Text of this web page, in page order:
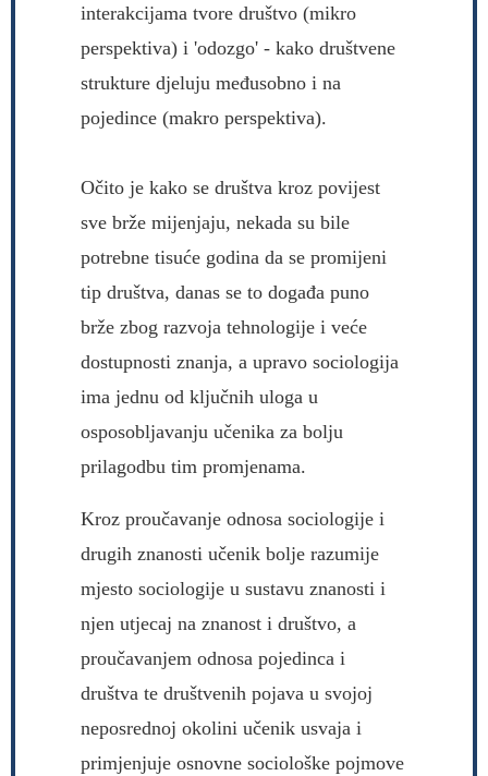
interakcijama tvore društvo (mikro
perspektiva) i 'odozgo' - kako društvene
strukture djeluju međusobno i na
pojedince (makro perspektiva).
Očito je kako se društva kroz povijest
sve brže mijenjaju, nekada su bile
potrebne tisuće godina da se promijeni
tip društva, danas se to događa puno
brže zbog razvoja tehnologije i veće
dostupnosti znanja, a upravo sociologija
ima jednu od ključnih uloga u
osposobljavanju učenika za bolju
prilagodbu tim promjenama.
Kroz proučavanje odnosa sociologije i
drugih znanosti učenik bolje razumije
mjesto sociologije u sustavu znanosti i
njen utjecaj na znanost i društvo, a
proučavanjem odnosa pojedinca i
društva te društvenih pojava u svojoj
neposrednoj okolini učenik usvaja i
primjenjuje osnovne sociološke pojmove